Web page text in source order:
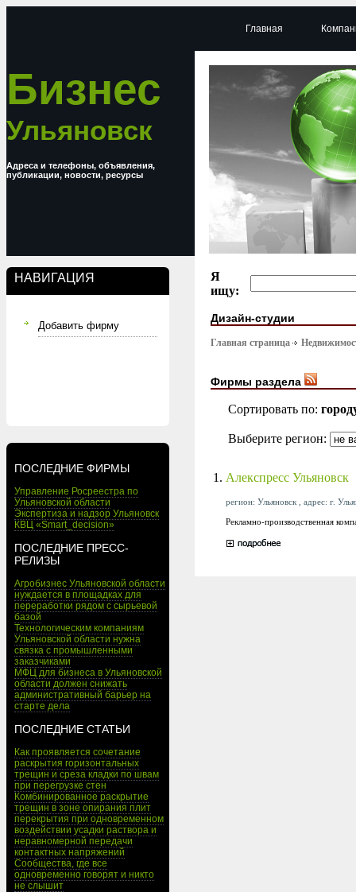
Бизнес
Ульяновск
Адреса и телефоны, объявления,
публикации, новости, ресурсы
НАВИГАЦИЯ
Добавить фирму
ПОСЛЕДНИЕ ФИРМЫ
Управление Росреестра по
Ульяновской области
Экспертиза и надзор Ульяновск
КВЦ «Smart_decision»
ПОСЛЕДНИЕ ПРЕСС-
РЕЛИЗЫ
Агробизнес Ульяновской области
нуждается в площадках для
переработки рядом с сырьевой
базой
Технологическим компаниям
Ульяновской области нужна
связка с промышленными
заказчиками
МФЦ для бизнеса в Ульяновской
области должен снижать
административный барьер на
старте дела
ПОСЛЕДНИЕ СТАТЬИ
Как проявляется сочетание
раскрытия горизонтальных
трещин и среза кладки по швам
при перегрузке стен
Комбинированное раскрытие
трещин в зоне опирания плит
перекрытия при одновременном
воздействии усадки раствора и
неравномерной передачи
контактных напряжений
Сообщества, где все
одновременно говорят и никто
не слышит
Главная
Я
ищу:
Дизайн-студии
Главная страница
Фирмы раздела
Сортировать по:
Выберите регион:
1. Алекспресс Ульяновск
регион: Ульяновск , адрес: г.
Рекламно-производственная